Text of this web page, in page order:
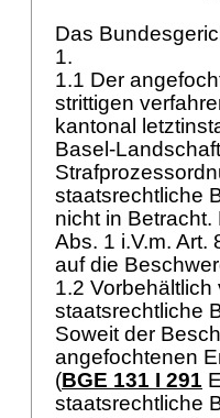
Das
1.
1.1 Der
strittigen
kantonal
Basel-
staatsrechtliche
nicht in
Abs. 1 i.V.m. Art.
auf die
1.2
staatsrechtliche
Soweit der
angefochtenen
(BGE 131 I 291
staatsrechtliche